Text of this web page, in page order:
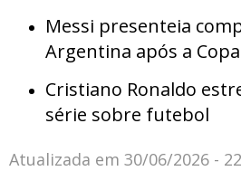
Messi presenteia
Argentina após a Copa
Cristiano Ronaldo
série sobre futebol
Atualizada em 30/06/2026 -